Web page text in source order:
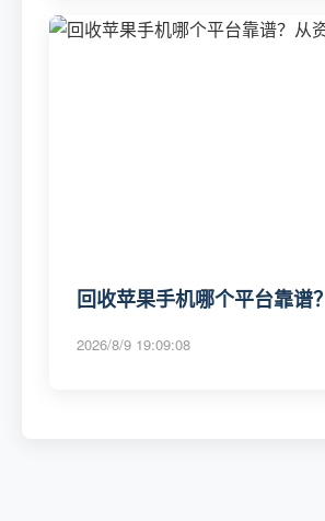
回收苹果手机哪个平台靠谱
2026/8/9 19:09:08